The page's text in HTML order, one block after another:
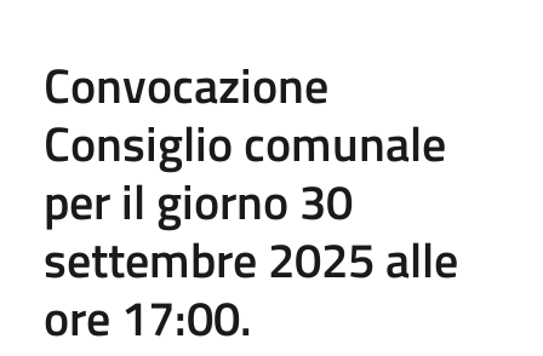
Convocazione
Consiglio comunale
per il giorno 30
settembre 2025 alle
ore 17:00.